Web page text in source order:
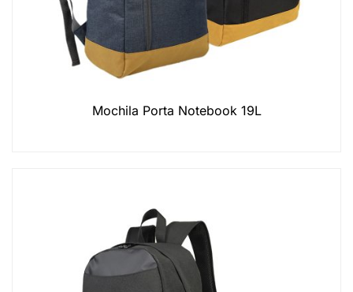
Mochila Porta Notebook 19L